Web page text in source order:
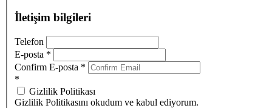
İletişim bilgileri
Telefon
E-posta *
Confirm E-posta *
*
Gizlilik Politikası
Gizlilik Politikasını okudum ve kabul ediyorum.